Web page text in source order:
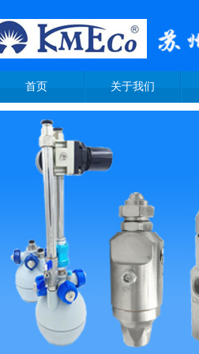
首页 关于我们